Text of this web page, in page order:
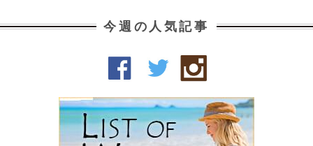
今週の人気記事